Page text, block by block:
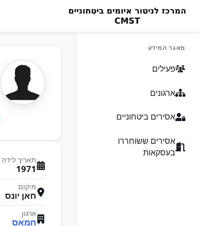
מאגר המידע
פעילים
ארגונים
אסירים ביטחוניים
אסירים ששוחררו
בעסקאות
תאריך לידה
1971
מיקום
חאן יונס
ארגון
חמאס